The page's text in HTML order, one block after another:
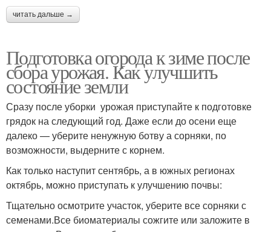
читать дальше →
Подготовка огорода к зиме после
сбора урожая. Как улучшить
состояние земли
Сразу после уборки урожая приступайте к подготовке
грядок на следующий год. Даже если до осени еще
далеко — уберите ненужную ботву а сорняки, по
возможности, выдерните с корнем.
Как только наступит сентябрь, а в южных регионах
октябрь, можно приступать к улучшению почвы:
Тщательно осмотрите участок, уберите все сорняки с
семенами.Все биоматериалы сожгите или заложите в